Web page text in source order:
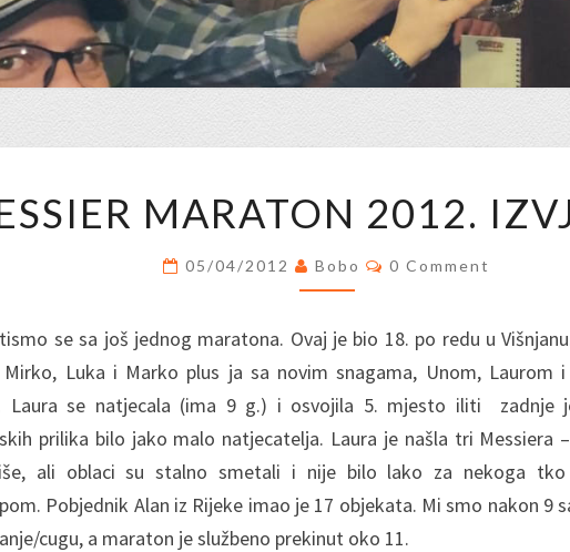
MARATON
MARATON 2012.
05/04/2012 Bobo Comments
0 Comment
se sa još jednog maratona. Ovaj je bio 18. po redu u
Luka i Marko plus ja sa novim snagama, Unom, Laurom
Laura se natjecala (ima 9 g.) i osvojila 5. mjesto iliti zadnje
prilika bilo jako malo natjecatelja. Laura je našla tri Messiera
ali oblaci su stalno smetali i nije bilo lako za nekoga
Pobjednik Alan iz Rijeke imao je 17 objekata. Mi smo nakon 9
cugu, a maraton je službeno prekinut oko 11.